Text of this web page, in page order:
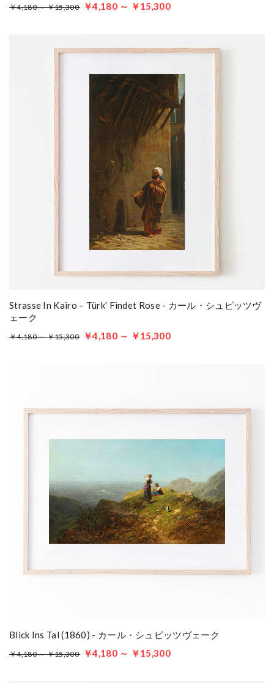
￥4,180 ～ ￥15,300 ￥4,180 ～ ￥15,300
Strasse In Kairo – Türk’ Findet Rose - カール・シュピッツヴ
ェーク
￥4,180 ～ ￥15,300 ￥4,180 ～ ￥15,300
Blick Ins Tal (1860) - カール・シュピッツヴェーク
￥4,180 ～ ￥15,300 ￥4,180 ～ ￥15,300